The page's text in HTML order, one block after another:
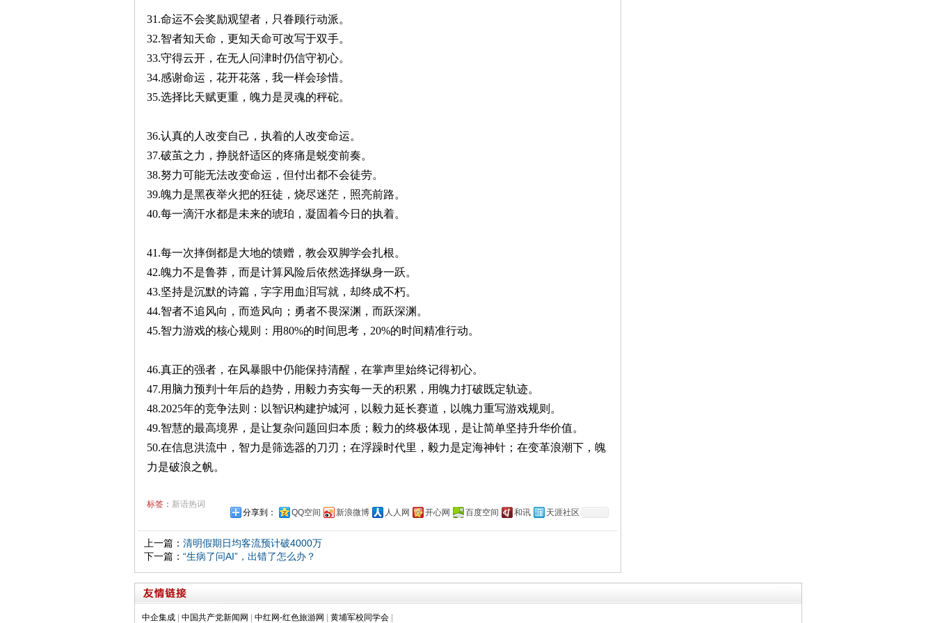
31.命运不会奖励观望者，只眷顾行动派。
32.智者知天命，更知天命可改写于双手。
33.守得云开，在无人问津时仍信守初心。
34.感谢命运，花开花落，我一样会珍惜。
35.选择比天赋更重，魄力是灵魂的秤砣。
36.认真的人改变自己，执着的人改变命运。
37.破茧之力，挣脱舒适区的疼痛是蜕变前奏。
38.努力可能无法改变命运，但付出都不会徒劳。
39.魄力是黑夜举火把的狂徒，烧尽迷茫，照亮前路。
40.每一滴汗水都是未来的琥珀，凝固着今日的执着。
41.每一次摔倒都是大地的馈赠，教会双脚学会扎根。
42.魄力不是鲁莽，而是计算风险后依然选择纵身一跃。
43.坚持是沉默的诗篇，字字用血泪写就，却终成不朽。
44.智者不追风向，而造风向；勇者不畏深渊，而跃深渊。
45.智力游戏的核心规则：用80%的时间思考，20%的时间精准行动。
46.真正的强者，在风暴眼中仍能保持清醒，在掌声里始终记得初心。
47.用脑力预判十年后的趋势，用毅力夯实每一天的积累，用魄力打破既定轨迹。
48.2025年的竞争法则：以智识构建护城河，以毅力延长赛道，以魄力重写游戏规则。
49.智慧的最高境界，是让复杂问题回归本质；毅力的终极体现，是让简单坚持升华价值。
50.在信息洪流中，智力是筛选器的刀刃；在浮躁时代里，毅力是定海神针；在变革浪潮下，魄
力是破浪之帆。
标签： 新语热词
分享到：
QQ空间 新浪微博 人人网 开心网 百度空间 和讯 天涯社区
上一篇： 清明假期日均客流预计破4000万
下一篇： “生病了问AI”，出错了怎么办？
中企集成 中国共产党新闻网 中红网-红色旅游网 黄埔军校同学会